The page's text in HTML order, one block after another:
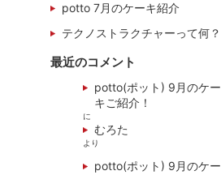
potto 7月のケーキ紹介
テクノストラクチャーって何？
最近のコメント
potto(ポット) 9月のケー
キご紹介！
に
むろた
より
potto(ポット) 9月のケー